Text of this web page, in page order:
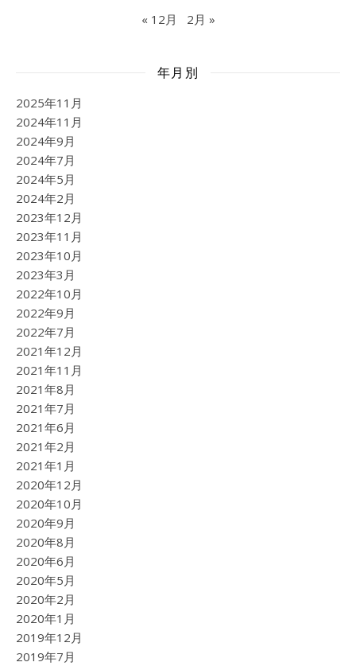
« 12月 2月 »
年月別
2025年11月
2024年11月
2024年9月
2024年7月
2024年5月
2024年2月
2023年12月
2023年11月
2023年10月
2023年3月
2022年10月
2022年9月
2022年7月
2021年12月
2021年11月
2021年8月
2021年7月
2021年6月
2021年2月
2021年1月
2020年12月
2020年10月
2020年9月
2020年8月
2020年6月
2020年5月
2020年2月
2020年1月
2019年12月
2019年7月